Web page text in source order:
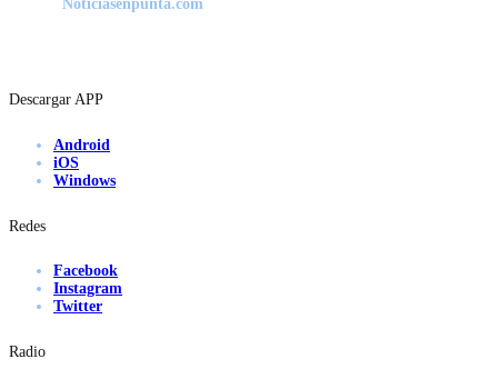
Noticiasenpunta.com
Descargar APP
Android
iOS
Windows
Redes
Facebook
Instagram
Twitter
Radio